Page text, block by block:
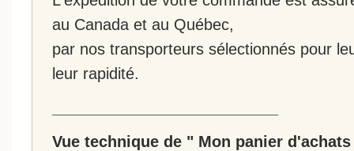
au Canada et au Québec,
par nos transporteurs sélectionnés pour
leur rapidité.
Vue technique de " Mon panier